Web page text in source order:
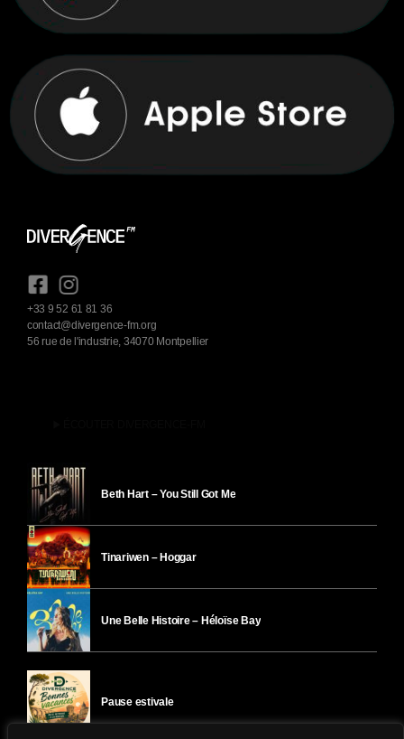
+33 9 52 61 81 36
contact@divergence-fm.org
56 rue de l'industrie, 34070 Montpellier
Beth Hart – You Still Got Me
Tinariwen – Hoggar
Une Belle Histoire – Héloïse Bay
Pause estivale